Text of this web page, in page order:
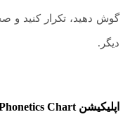
گوش دهید، تکرار کنید و
دیگر.
اپلیکیشن Chart